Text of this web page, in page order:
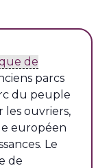
de
parcs
du peuple
les ouvriers,
européen
Le
de